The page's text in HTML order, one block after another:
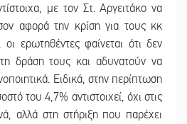
με τον Στ. Αργειτάκο να
αφορά την κρίση για τους κκ
ερωτηθέντες φαίνεται ότι δεν
δράση τους και αδυνατούν να
Ειδικά, στην περίπτωση
του 4,7% αντιστοιχεί, όχι στις
αλλά στη στήριξη που παρέχει